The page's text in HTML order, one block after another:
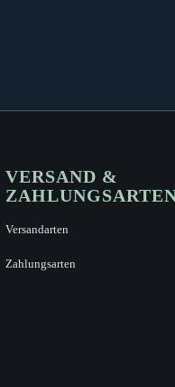
VERSAND &
Versandarten
Zahlungsarten